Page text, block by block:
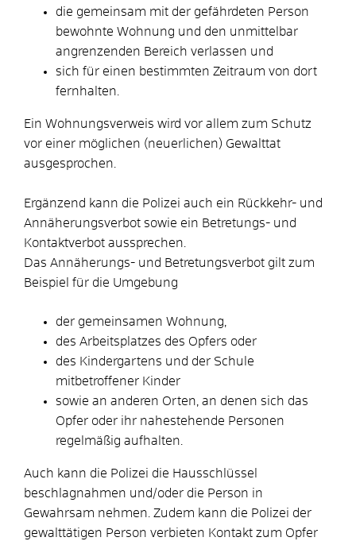
die gemeinsam mit der gefährdeten Person
bewohnte Wohnung und den unmittelbar
angrenzenden Bereich verlassen und
sich für einen bestimmten Zeitraum von dort
fernhalten.
Ein Wohnungsverweis wird vor allem zum Schutz
vor einer möglichen (neuerlichen) Gewalttat
ausgesprochen.
Ergänzend kann die Polizei auch ein Rückkehr- und
Annäherungsverbot sowie ein Betretungs- und
Kontaktverbot aussprechen.
Das Annäherungs- und Betretungsverbot gilt zum
Beispiel für die Umgebung
der gemeinsamen Wohnung,
des Arbeitsplatzes des Opfers oder
des Kindergartens und der Schule
mitbetroffener Kinder
sowie an anderen Orten, an denen sich das
Opfer oder ihr nahestehende Personen
regelmäßig aufhalten.
Auch kann die Polizei die Hausschlüssel
beschlagnahmen und/oder die Person in
Gewahrsam nehmen. Zudem kann die Polizei der
gewalttätigen Person verbieten Kontakt zum Opfer